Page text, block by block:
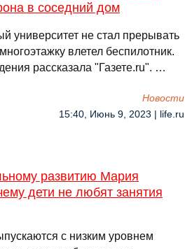
в соседний дом
университет не стал прерывать
влетел беспилотник.
рассказала "Газете.ru". …
Новости
15:40, Июнь 9, 2023 | life.ru
развитию Мария
дети не любят занятия
с низким уровнем